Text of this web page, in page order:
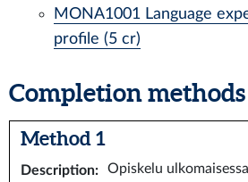
MONA1001 Language
profile (5 cr)
Completion methods
Method 1
Description:
Opiskelu